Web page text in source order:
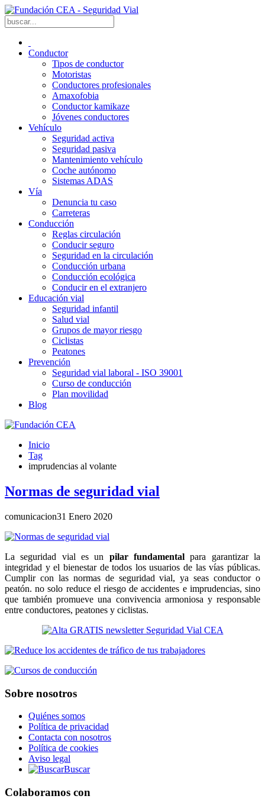
Conductor
Tipos de conductor
Motoristas
Conductores profesionales
Amaxofobia
Conductor kamikaze
Jóvenes conductores
Vehículo
Seguridad activa
Seguridad pasiva
Mantenimiento vehículo
Coche autónomo
Sistemas ADAS
Vía
Denuncia tu caso
Carreteras
Conducción
Reglas circulación
Conducir seguro
Seguridad en la circulación
Conducción urbana
Conducción ecológica
Conducir en el extranjero
Educación vial
Seguridad infantil
Salud vial
Grupos de mayor riesgo
Ciclistas
Peatones
Prevención
Seguridad vial laboral - ISO 39001
Curso de conducción
Plan movilidad
Blog
Inicio
Tag
imprudencias al volante
Normas de seguridad vial
comunicacion31 Enero 2020
La seguridad vial es un pilar fundamental para garantizar la
integridad y el bienestar de todos los usuarios de las vías públicas.
Cumplir con las normas de seguridad vial, ya seas conductor o
peatón. no solo reduce el riesgo de accidentes e imprudencias, sino
que también promueve una convivencia armoniosa y responsable
entre conductores, peatones y ciclistas.
Sobre nosotros
Quiénes somos
Política de privacidad
Contacta con nosotros
Política de cookies
Aviso legal
Buscar
Colaboramos con